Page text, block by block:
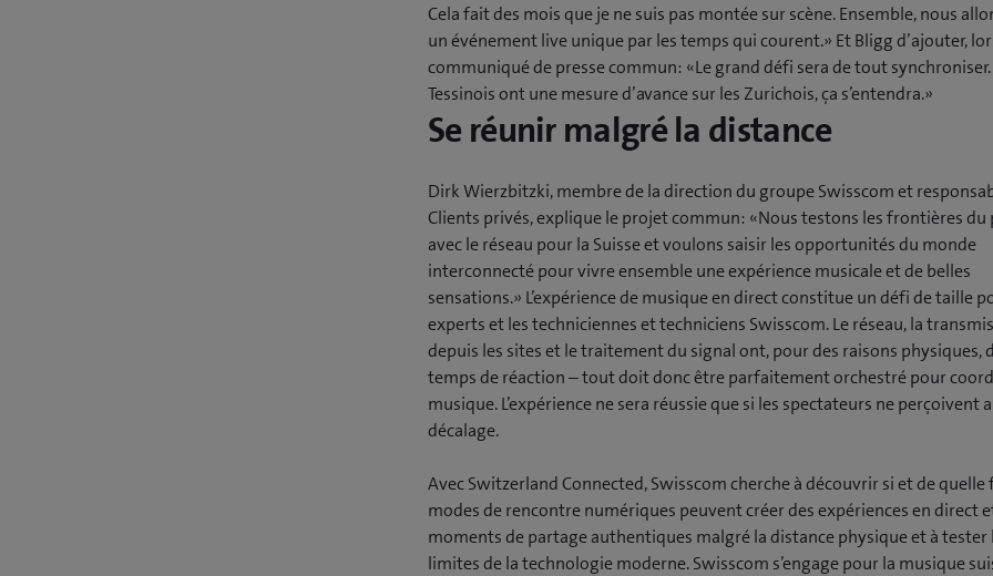
Cela fait des mois que je ne suis pas montée sur scène. Ensemble, nous
un événement live unique par les temps qui courent.» Et Bligg d’ajouter,
communiqué de presse commun: «Le grand défi sera de tout synchroniser.
Tessinois ont une mesure d’avance sur les Zurichois, ça s’entendra.»
Se réunir malgré la distance
Dirk Wierzbitzki, membre de la direction du groupe Swisscom et
Clients privés, explique le projet commun: «Nous testons les frontières du
avec le réseau pour la Suisse et voulons saisir les opportunités du monde
interconnecté pour vivre ensemble une expérience musicale et de belles
sensations.» L’expérience de musique en direct constitue un défi de taille
experts et les techniciennes et techniciens Swisscom. Le réseau, la
depuis les sites et le traitement du signal ont, pour des raisons physiques,
temps de réaction – tout doit donc être parfaitement orchestré pour
musique. L’expérience ne sera réussie que si les spectateurs ne perçoivent
décalage.
Avec Switzerland Connected, Swisscom cherche à découvrir si et de quelle
modes de rencontre numériques peuvent créer des expériences en direct
moments de partage authentiques malgré la distance physique et à tester
limites de la technologie moderne. Swisscom s’engage pour la musique